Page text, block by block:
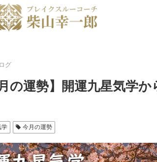
グ
の運勢】開運九星気学
学 今月の運勢